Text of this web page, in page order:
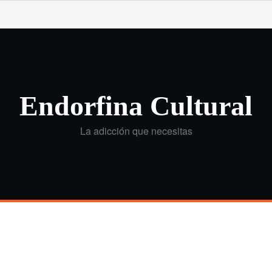
Endorfina Cultural
La adicción que necesitas